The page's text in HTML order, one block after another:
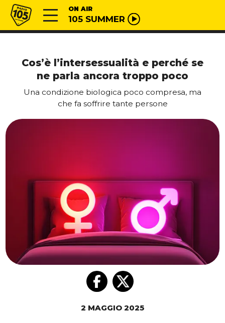
Vai al contenuto
Radio 105 ON AIR
105 SUMMER
Cos’è l’intersessualità e perché se
ne parla ancora troppo poco
Una condizione biologica poco compresa, ma
che fa soffrire tante persone
2 MAGGIO 2025